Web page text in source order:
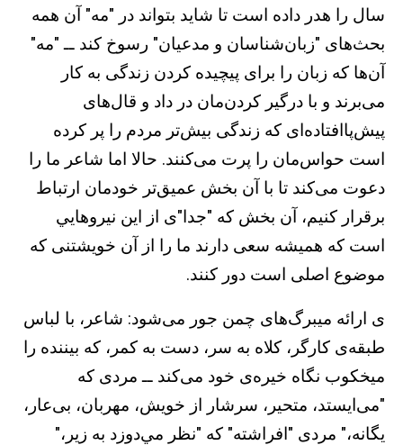
سال را هدر داده است تا شايد بتواند در "مه" آن‌ همه
بحث‌های "زبان‌شناسان و مدعيان" رسوخ کند ــ "مه"
آن‌ها که زبان را برای پيچيده کردن زندگی به کار
می‌برند و با درگير کردن‌مان در داد و قال‌های
پيش‌پاافتاده‌ای که زندگی بيش‌تر مردم را پر کرده
است حواس‌مان را پرت می‌کنند. حالا اما شاعر ما را
دعوت می‌کند تا با آن بخش عميق‌تر خودمان ارتباط
برقرار کنيم، آن بخش که "جدا"ی از اين نيروهايي
است که هميشه سعی دارند ما را از آن خويشتنی که
موضوع اصلی است دور کنند.
ی ارائه میبرگ‌های چمن جور می‌شود: شاعر، با لباس
طبقه‌ی کارگر، کلاه به سر، دست به کمر، که بيننده را
ميخکوب نگاه خيره‌ی خود می‌کند ــ مردی که
"می‌ايستد، متحير، سرشار از خويش، مهربان، بی‌عار،
يگانه،" مردی "افراشته" که "نظر مي‌دوزد به زير،"